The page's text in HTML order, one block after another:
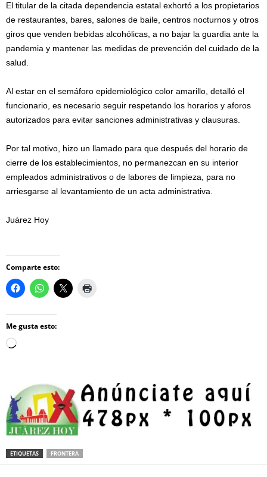
El titular de la citada dependencia estatal exhortó a los propietarios
de restaurantes, bares, salones de baile, centros nocturnos y otros
giros que venden bebidas alcohólicas, a no bajar la guardia ante la
pandemia y mantener las medidas de prevención del cuidado de la
salud.
Al estar en el semáforo epidemiológico color amarillo, detalló el
funcionario, es necesario seguir respetando los horarios y aforos
autorizados para evitar sanciones administrativas y clausuras.
Por tal motivo, hizo un llamado para que después del horario de
cierre de los establecimientos, no permanezcan en su interior
empleados administrativos o de labores de limpieza, para no
arriesgarse al levantamiento de un acta administrativa.
Juárez Hoy
Comparte esto:
Me gusta esto:
Loading…
ETIQUETAS FRONTERA